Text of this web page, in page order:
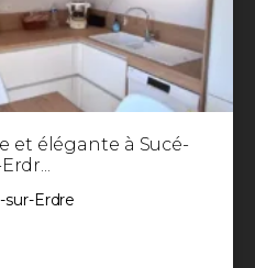
et élégante à Sucé-
sur-Erdre